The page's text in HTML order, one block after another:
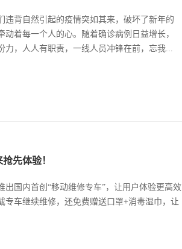
违背自然引起的疫情突如其来，破坏了新年的
着每一个人的心。随着确诊病例日益增长，
，人人有职责，一线人员冲锋在前，忘我...
先体验！
国内首创“移动维修专车”，让用户体验更高效
车继续维修，还免费赠送口罩+消毒湿巾，让